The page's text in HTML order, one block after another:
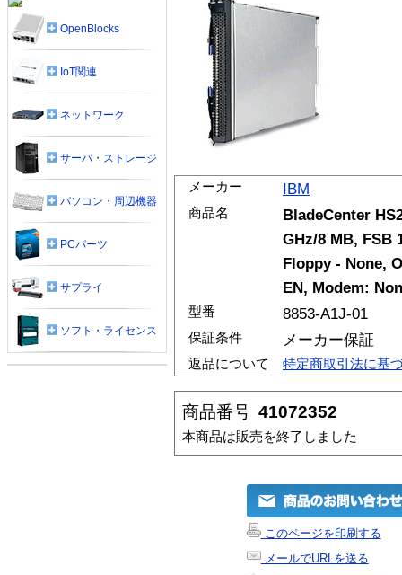
メーカー IBM
商品名
BladeCenter
GHz/8 MB, FSB
Floppy - None,
EN, Modem:
型番 8853-A1J-01
保証条件 メーカー保証
返品について 特定商取引法に基
商品番号 41072352
本商品は販売を終了しました
このページを印刷する
メールでURLを送る
OpenBlocks
IoT関連
ネットワーク
サーバ・ストレージ
パソコン・周辺機器
PCパーツ
サプライ
ソフト・ライセンス